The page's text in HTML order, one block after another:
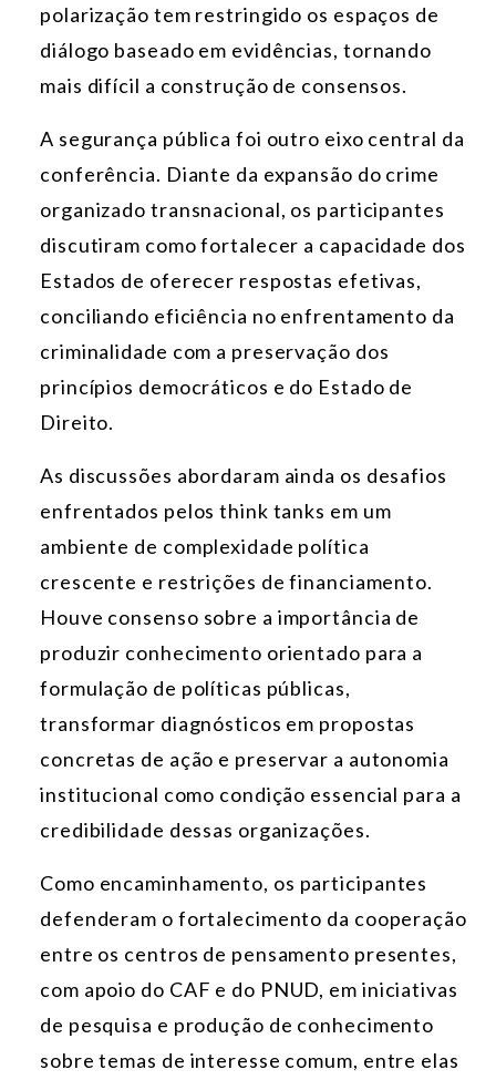
polarização tem restringido os espaços de
diálogo baseado em evidências, tornando
mais difícil a construção de consensos.
A segurança pública foi outro eixo central da
conferência. Diante da expansão do crime
organizado transnacional, os participantes
discutiram como fortalecer a capacidade dos
Estados de oferecer respostas efetivas,
conciliando eficiência no enfrentamento da
criminalidade com a preservação dos
princípios democráticos e do Estado de
Direito.
As discussões abordaram ainda os desafios
enfrentados pelos think tanks em um
ambiente de complexidade política
crescente e restrições de financiamento.
Houve consenso sobre a importância de
produzir conhecimento orientado para a
formulação de políticas públicas,
transformar diagnósticos em propostas
concretas de ação e preservar a autonomia
institucional como condição essencial para a
credibilidade dessas organizações.
Como encaminhamento, os participantes
defenderam o fortalecimento da cooperação
entre os centros de pensamento presentes,
com apoio do CAF e do PNUD, em iniciativas
de pesquisa e produção de conhecimento
sobre temas de interesse comum, entre elas